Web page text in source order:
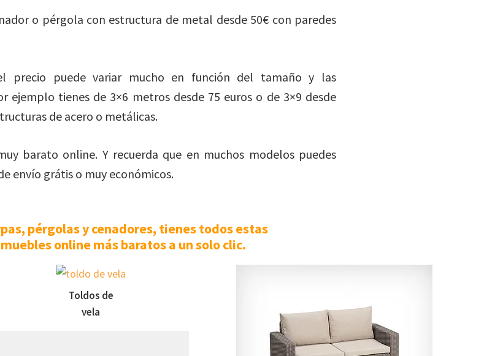
o pérgola con estructura de metal desde 50€ con paredes
precio puede variar mucho en función del tamaño y las
ejemplo tienes de 3×6 metros desde 75 euros o de 3×9 desde
de acero o metálicas.
barato online. Y recuerda que en muchos modelos puedes
envío grátis o muy económicos.
pérgolas y cenadores, tienes todos estas
online más baratos a un solo clic.
Toldos de
vela